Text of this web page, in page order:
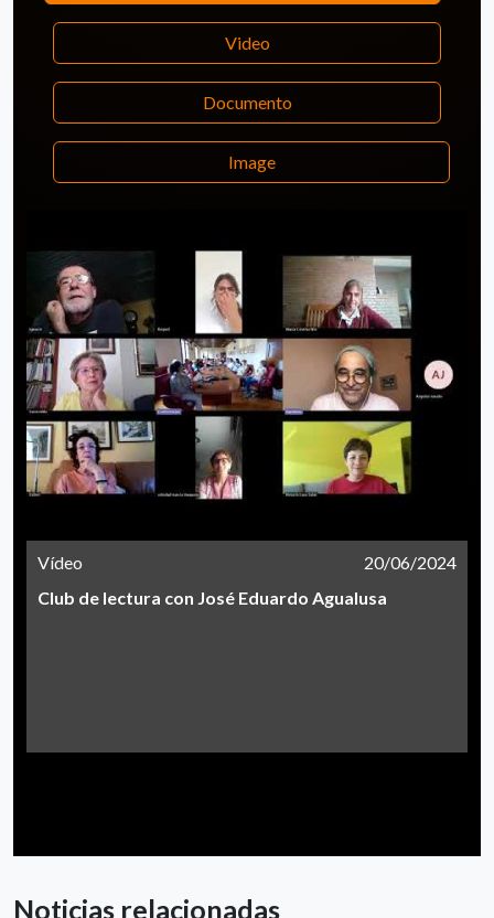
Video
Documento
Image
Vídeo
20/06/2024
Club de lectura con José Eduardo Agualusa
Noticias relacionadas